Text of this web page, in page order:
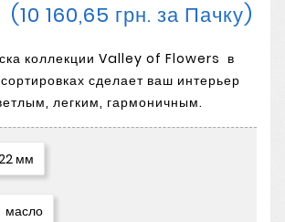
(10 160,65 грн. за Пачку)
коллекции Valley of Flowers в
сделает ваш интерьер
легким, гармоничным.
мм
масло